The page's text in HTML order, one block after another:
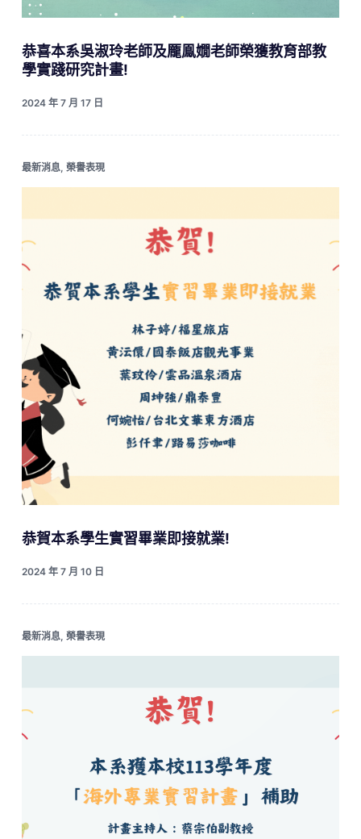
恭喜本系吳淑玲老師及龎鳯嫺老師榮獲教育部教
學實踐研究計畫!
2024 年 7 月 17 日
最新消息, 榮譽表現
恭賀本系學生實習畢業即接就業!
2024 年 7 月 10 日
最新消息, 榮譽表現